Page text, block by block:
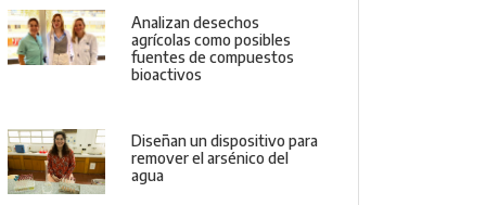
Analizan desechos
agrícolas como posibles
fuentes de compuestos
bioactivos
Diseñan un dispositivo para
remover el arsénico del
agua